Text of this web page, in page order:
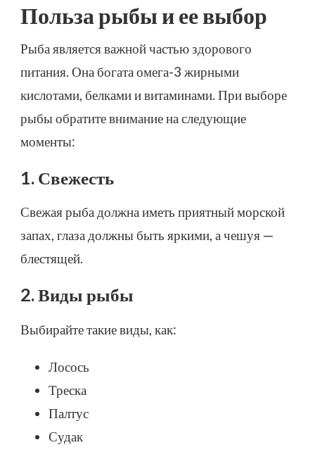
Польза рыбы и ее выбор
Рыба является важной частью здорового
питания. Она богата омега-3 жирными
кислотами, белками и витаминами. При выборе
рыбы обратите внимание на следующие
моменты:
1. Свежесть
Свежая рыба должна иметь приятный морской
запах, глаза должны быть яркими, а чешуя —
блестящей.
2. Виды рыбы
Выбирайте такие виды, как:
Лосось
Треска
Палтус
Судак